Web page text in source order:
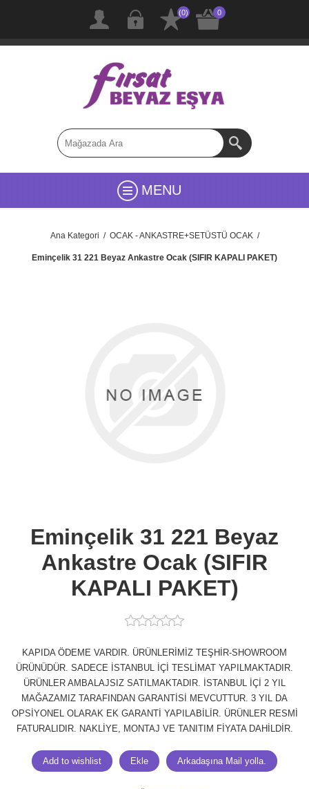
(0) 0
MENU
Ana Kategori / OCAK - ANKASTRE+SETÜSTÜ OCAK /
Eminçelik 31 221 Beyaz Ankastre Ocak (SIFIR KAPALI PAKET)
Eminçelik 31 221 Beyaz
Ankastre Ocak (SIFIR
KAPALI PAKET)
KAPIDA ÖDEME VARDIR. ÜRÜNLERİMİZ TEŞHİR-SHOWROOM
ÜRÜNÜDÜR. SADECE İSTANBUL İÇİ TESLİMAT YAPILMAKTADIR.
ÜRÜNLER AMBALAJSIZ SATILMAKTADIR. İSTANBUL İÇİ 2 YIL
MAĞAZAMIZ TARAFINDAN GARANTİSİ MEVCUTTUR. 3 YIL DA
OPSİYONEL OLARAK EK GARANTİ YAPILABİLİR. ÜRÜNLER RESMİ
FATURALIDIR. NAKLİYE, MONTAJ VE TANITIM FİYATA DAHİLDİR.